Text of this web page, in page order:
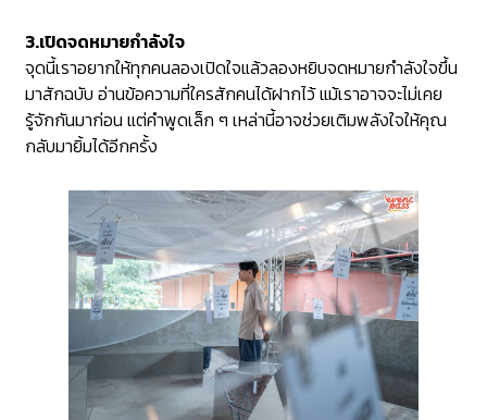
3.เปิดจดหมายกำลังใจ
จุดนี้เราอยากให้ทุกคนลองเปิดใจแล้วลองหยิบจดหมายกำลังใจขึ้น
มาสักฉบับ อ่านข้อความที่ใครสักคนได้ฝากไว้ แม้เราอาจจะไม่เคย
รู้จักกันมาก่อน แต่คำพูดเล็ก ๆ เหล่านี้อาจช่วยเติมพลังใจให้คุณ
กลับมายิ้มได้อีกครั้ง